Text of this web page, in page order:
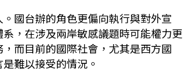
國台辦的角色更偏向執行與對外宣
，在涉及兩岸敏感議題時可能權力更
而目前的國際社會，尤其是西方國
難以接受的情況。